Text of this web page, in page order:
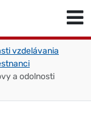
vzdelávania
a odolnosti